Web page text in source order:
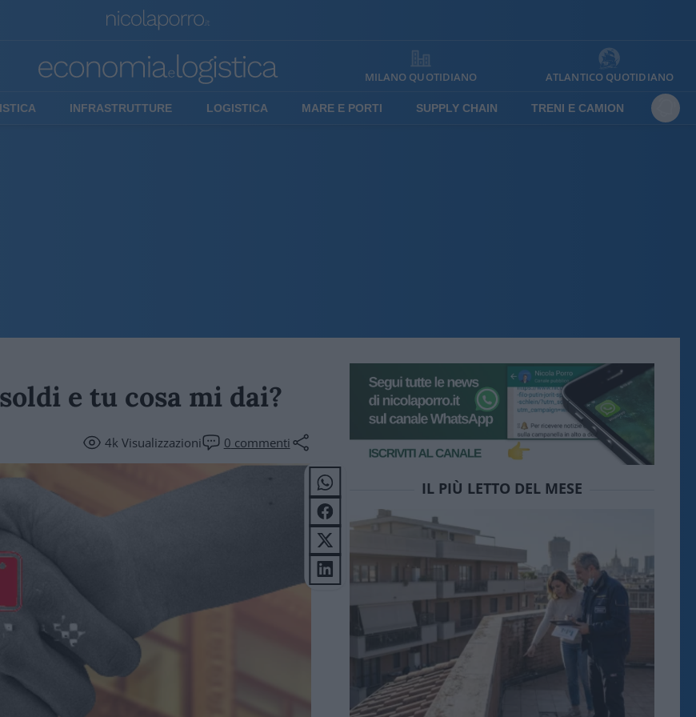
MILANO QUOTIDIANO ATLANTICO QUOTIDIANO
INFRASTRUTTURE LOGISTICA MARE E PORTI SUPPLY CHAIN TRENI E CAMION
e tu cosa mi dai?
4kVisualizzazioni 0 commenti
IL PIÙ LETTO DEL MESE